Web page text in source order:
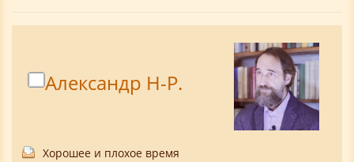
Александр Н-Р.
Хорошее и плохое время